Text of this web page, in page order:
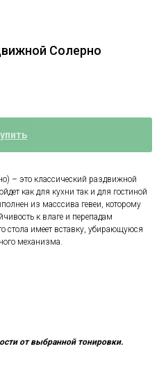
Солерно
– это классический раздвижной
как для кухни так и для гостиной
из масссива гевеи, которому
к влаге и перепадам
стола имеет вставку, убирающуюся
механизма.
от выбранной тонировки.